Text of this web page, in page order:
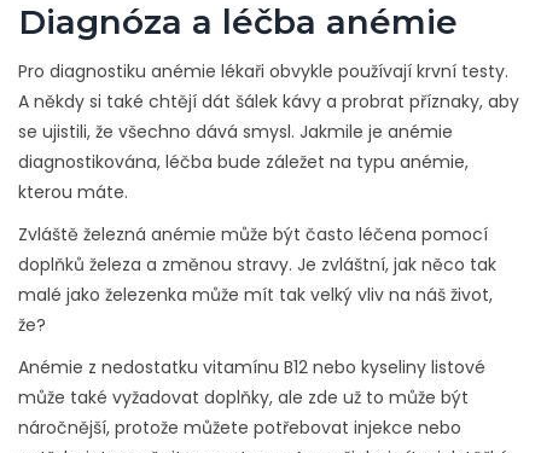
Diagnóza a léčba anémie
Pro diagnostiku anémie lékaři obvykle používají krvní testy.
A někdy si také chtějí dát šálek kávy a probrat příznaky, aby
se ujistili, že všechno dává smysl. Jakmile je anémie
diagnostikována, léčba bude záležet na typu anémie,
kterou máte.
Zvláště železná anémie může být často léčena pomocí
doplňků železa a změnou stravy. Je zvláštní, jak něco tak
malé jako železenka může mít tak velký vliv na náš život,
že?
Anémie z nedostatku vitamínu B12 nebo kyseliny listové
může také vyžadovat doplňky, ale zde už to může být
náročnější, protože můžete potřebovat injekce nebo